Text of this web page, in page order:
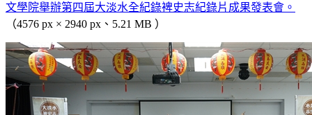
文學院舉辦第四屆大淡水全紀錄裨史志紀錄片成果發表會。
（4576 px × 2940 px、5.21 MB ）